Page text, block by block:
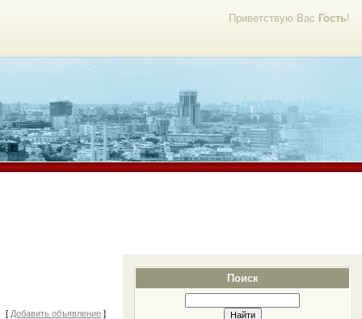
Приветствую Вас Гость!
Поиск
[ Добавить объявление ]